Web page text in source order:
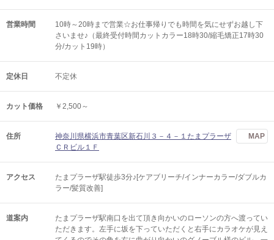
営業時間
10時～20時まで営業☆お仕事帰りでも時間を気にせずお越し下
さいませ♪（最終受付時間カットカラー18時30/縮毛矯正17時30
分/カット19時）
定休日 不定休
カット価格 ￥2,500～
住所
神奈川県横浜市青葉区新石川３－４－１たまプラーザ
ＣＲビル１Ｆ
MAP
アクセス
たまプラーザ駅徒歩3分♪[ケアブリーチ/インナーカラー/ダブルカ
ラー/髪質改善]
道案内
たまプラーザ駅南口を出て頂き向かいのローソンの方へ渡ってい
ただきます。左手に坂を下っていただくと右手にカラオケが見え